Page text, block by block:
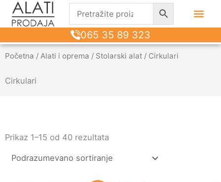
065 35 89 323
Početna / Alati i oprema / Stolarski alat / Cirkulari
Cirkulari
Prikaz 1–15 od 40 rezultata